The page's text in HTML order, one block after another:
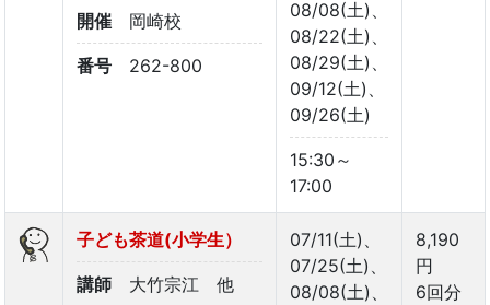
開催 岡崎校
番号 262-800
08/08(土)、
08/22(土)、
08/29(土)、
09/12(土)、
09/26(土)
15:30～
17:00
子ども茶道(小学生）
講師 大竹宗江 他
07/11(土)、
07/25(土)、
08/08(土)、
8,190
円
6回分